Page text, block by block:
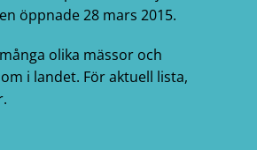
öppnade 28 mars 2015.
olika mässor och
i landet. För aktuell lista,